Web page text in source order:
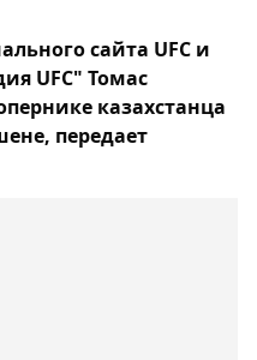
сайта UFC и
UFC" Томас
казахстанца
передает